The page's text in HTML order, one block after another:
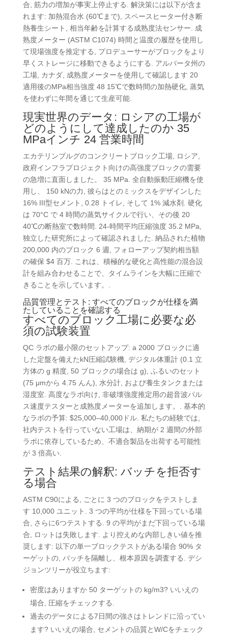
合, 筋力の増加が事実上停止する. 解決策には以下が含ま
れます: 加熱混合水 (60℃まで), スペースヒーター付き断
熱養生シート, 相当年齢を計算する成熟度法センサー. 成
熟度メーター (ASTM C1074) 時間と温度の履歴を使用し
て現場強度を推定する, プロデューサーがブロックをより
早くストレージに移動できるようにする. アルバータ州の
工場, カナダ, 成熟度メーターを使用して確認します 20
適用後のMPa相当強度 48 15℃で数時間の加熱硬化, 蒸気
を使わずに年間を通じて生産可能.
現実世界のデータ: ロシアの工場が
どのようにして達成したのか 35
MPaインチ 24 営業時間
エカテリンブルグのコンクリートブロック工場, ロシア,
政府インフラプロジェクト向けの高強度ブロックの需要
の急増に直面しました。 35 MPa. 全自動振動圧縮機を使
用し、 150 kNの力, 彼らはとのミックスをデザインした
16% III型セメント, 0.28 トイレ, そして 1% 減水剤. 硬化
は 70°C で 4 時間の蒸気サイクルで行い、その後 20
40℃の断熱室で数時間. 24-時間平均圧縮強度 35.2 MPa,
独立した研究所によって確認されました. 納品された植物
200,000 内のブロック 6 週, フォローアップ契約相当額
の確保 $4 百万. これは、積極的な硬化と高性能の混合設
計を組み合わせることで、タイムラインを大幅に圧縮で
きることを示しています。.
品質管理とテスト: すべてのブロックが仕様を満
たしていることを確認する
すべてのブロック工場に必要な必
須の試験装置
QC ラボの最小限のセットアップ: a 2000 ブロックに適
した定盤を備えたkN圧縮試験機, デジタル体重計 (0.1 立
方体の g 精度, 50 ブロックの場合は g), ふるいのセット
(75 μmから 4.75 んん), 水分計, および養生タンクまたは
湿度室. 高度なラボ向け, 非破壊強度推定用の超音波パル
ス速度テスターと成熟度メーターを追加します。. 基本的
なラボの予算: $25,000–40,000ドル. 私たちの経験では,
社内テストを行っていない工場は、納期が 2 週間の外部
ラボに依存しているため、不適合製品を出荷する可能性
が 3 倍高い.
テスト結果の解釈: バッチを拒否す
る場合
ASTM C90による, ごとに 3 つのブロックをテストしま
す 10,000 ユニット. 3 つの平均が仕様を下回っている場
合, さらに6つテストする. 9 の平均がまだ下回っている場
合, ロットは失敗します. より控えめな内部しきい値を推
奨します: 以下の単一ブロックテストがある場合 90% タ
ーゲットの, バッチを隔離し、根本原因を調査する. デシ
ジョンツリーが役立ちます:
密度はありますか 50 ターゲットの kg/m3? いいえの
場合, 圧縮をチェックする.
過去のデータによる7日間の強さはトレンドに沿ってい
ます? いいえの場合, セメントの品質とW/Cをチェック